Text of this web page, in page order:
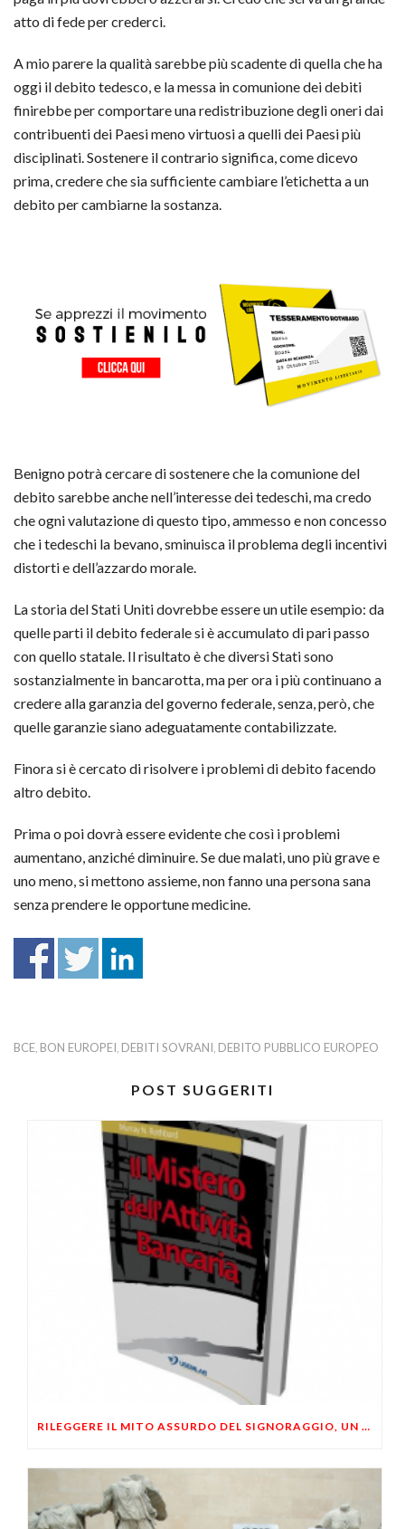
atto di fede per crederci.
A mio parere la qualità sarebbe più scadente di quella che ha
oggi il debito tedesco, e la messa in comunione dei debiti
finirebbe per comportare una redistribuzione degli oneri dai
contribuenti dei Paesi meno virtuosi a quelli dei Paesi più
disciplinati. Sostenere il contrario significa, come dicevo
prima, credere che sia sufficiente cambiare l’etichetta a un
debito per cambiarne la sostanza.
Benigno potrà cercare di sostenere che la comunione del
debito sarebbe anche nell’interesse dei tedeschi, ma credo
che ogni valutazione di questo tipo, ammesso e non concesso
che i tedeschi la bevano, sminuisca il problema degli incentivi
distorti e dell’azzardo morale.
La storia del Stati Uniti dovrebbe essere un utile esempio: da
quelle parti il debito federale si è accumulato di pari passo
con quello statale. Il risultato è che diversi Stati sono
sostanzialmente in bancarotta, ma per ora i più continuano a
credere alla garanzia del governo federale, senza, però, che
quelle garanzie siano adeguatamente contabilizzate.
Finora si è cercato di risolvere i problemi di debito facendo
altro debito.
Prima o poi dovrà essere evidente che così i problemi
aumentano, anziché diminuire. Se due malati, uno più grave e
uno meno, si mettono assieme, non fanno una persona sana
senza prendere le opportune medicine.
BCE BON EUROPEI DEBITI SOVRANI DEBITO PUBBLICO EUROPEO
POST SUGGERITI
RILEGGERE IL MITO ASSURDO DEL SIGNORAGGIO, UN FALSO PROBLEMA!